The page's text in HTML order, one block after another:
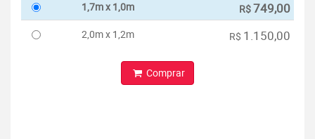
1,7m x 1,0m R$749,00
2,0m x 1,2m R$ 1.150,00
Comprar